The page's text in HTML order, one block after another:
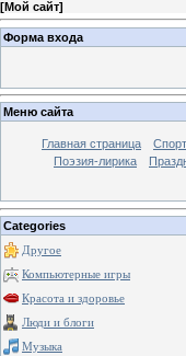
[Мой сайт]
Форма входа
Меню сайта
Главная страница
Поэзия-лирика
Categories
Другое
Компьютерные игры
Красота и здоровье
Люди и блоги
Музыка